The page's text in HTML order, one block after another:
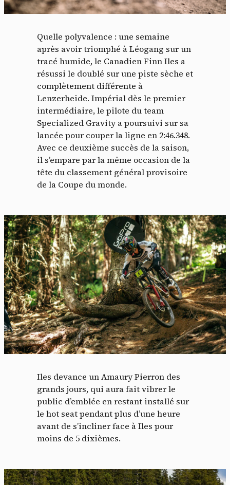
Quelle polyvalence : une semaine
après avoir triomphé à Léogang sur un
tracé humide, le Canadien Finn Iles a
résussi le doublé sur une piste sèche et
complètement différente à
Lenzerheide. Impérial dès le premier
intermédiaire, le pilote du team
Specialized Gravity a poursuivi sur sa
lancée pour couper la ligne en 2:46.348.
Avec ce deuxième succès de la saison,
il s’empare par la même occasion de la
tête du classement général provisoire
de la Coupe du monde.
Iles devance un Amaury Pierron des
grands jours, qui aura fait vibrer le
public d’emblée en restant installé sur
le hot seat pendant plus d’une heure
avant de s’incliner face à Iles pour
moins de 5 dixièmes.